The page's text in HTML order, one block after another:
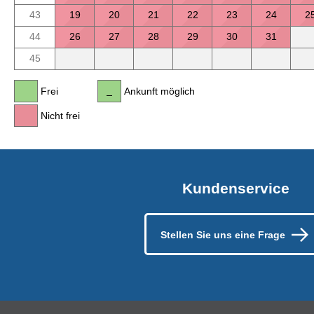
43
19 20 21 22 23 24
44
26 27 28 29 30
31
45
Frei
Nicht frei
Ankunft möglich
Kundenservice
Stellen Sie uns eine Frage